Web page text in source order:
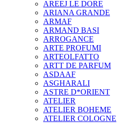
AREEJ LE DORE
ARIANA GRANDE
ARMAF
ARMAND BASI
ARROGANCE
ARTE PROFUMI
ARTEOLFATTO
ARTT DE PARFUM
ASDAAF
ASGHARALI
ASTRE D*ORIENT
ATELIER
ATELIER BOHEME
ATELIER COLOGNE